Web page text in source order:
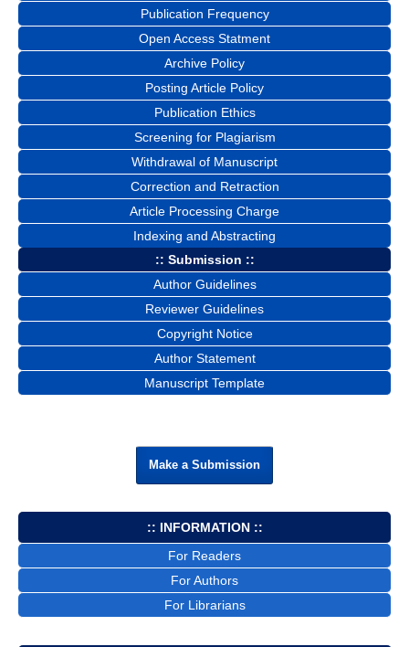
Publication Frequency
Open Access Statment
Archive Policy
Posting Article Policy
Publication Ethics
Screening for Plagiarism
Withdrawal of Manuscript
Correction and Retraction
Article Processing Charge
Indexing and Abstracting
:: Submission ::
Author Guidelines
Reviewer Guidelines
Copyright Notice
Author Statement
Manuscript Template
Make a Submission
:: INFORMATION ::
For Readers
For Authors
For Librarians